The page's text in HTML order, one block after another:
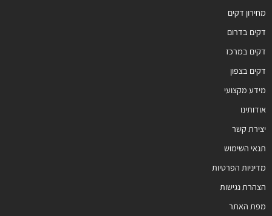
מחירון דקים
דקים בדרום
דקים במרכז
דקים בצפון
מידע מקצועי
אודותינו
יצירת קשר
תנאי השימוש
מדיניות הפרטיות
הצהרת נגישות
מפת האתר